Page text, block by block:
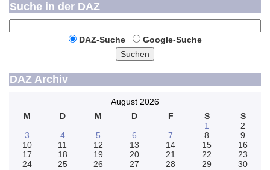
Suche in der DAZ
DAZ-Suche
Google-Suche
Suchen
DAZ Archiv
August 2026
M
D M D F S
S
1
2
3
4 5 6 7 8
9
10
11 12 13 14 15
16
17
18 19 20 21 22
23
24
25 26 27 28 29
30